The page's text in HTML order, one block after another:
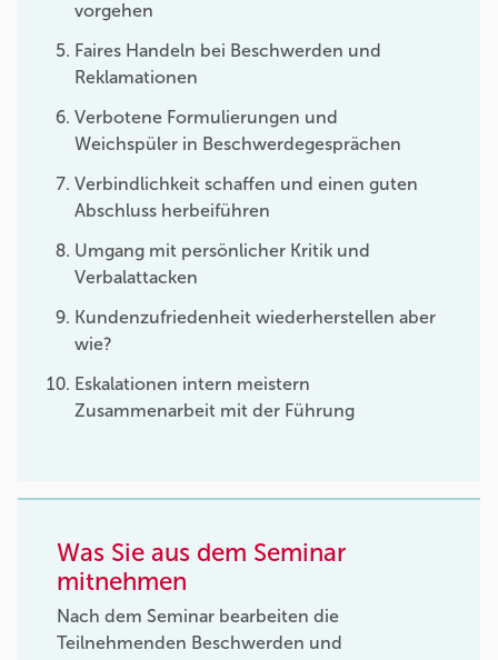
vorgehen
Faires Handeln bei Beschwerden und
Reklamationen
Verbotene Formulierungen und
Weichspüler in Beschwerdegesprächen
Verbindlichkeit schaffen und einen guten
Abschluss herbeiführen
Umgang mit persönlicher Kritik und
Verbalattacken
Kundenzufriedenheit wiederherstellen aber
wie?
Eskalationen intern meistern
Zusammenarbeit mit der Führung
Was Sie aus dem Seminar
mitnehmen
Nach dem Seminar bearbeiten die
Teilnehmenden Beschwerden und